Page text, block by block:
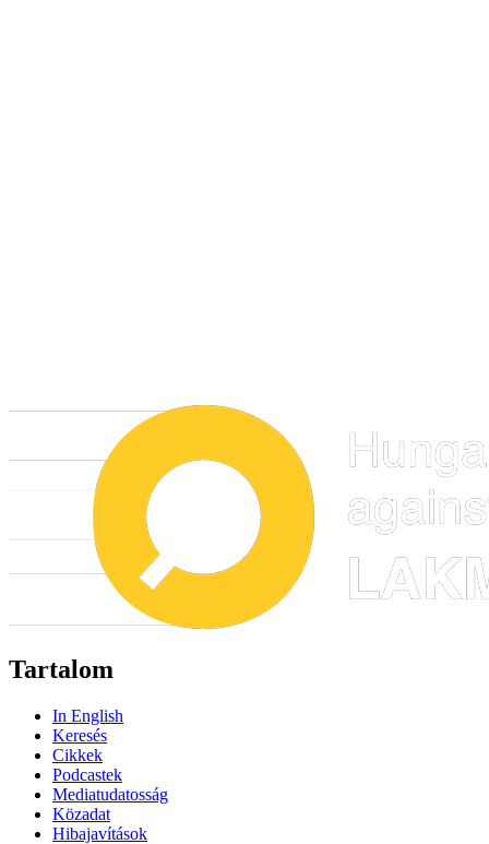
Tartalom
In English
Keresés
Cikkek
Podcastek
Mediatudatosság
Közadat
Hibajavítások